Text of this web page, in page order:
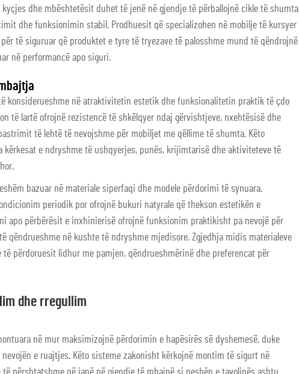
dhe mbështetësit duhet të jenë në gjendje të përballojnë cikle të shumta
dhe funksionimin stabil. Prodhuesit që specializohen në mobilje të kursyer
të siguruar që produktet e tyre të tryezave të palosshme mund të qëndrojnë
në performancë apo siguri.
konsiderueshme në atraktivitetin estetik dhe funksionalitetin praktik të çdo
të lartë ofrojnë rezistencë të shkëlqyer ndaj gërvishtjeve, nxehtësisë dhe
të lehtë të nevojshme për mobiljet me qëllime të shumta. Këto
kërkesat e ndryshme të ushqyerjes, punës, krijimtarisë dhe aktiviteteve të
bazuar në materiale siperfaqi dhe modele përdorimi të synuara.
periodik por ofrojnë bukuri natyrale që thekson estetikën e
apo përbërësit e inxhinierisë ofrojnë funksionim praktikisht pa nevojë për
qëndrueshme në kushte të ndryshme mjedisore. Zgjedhja midis materialeve
përdoruesit lidhur me pamjen, qëndrueshmërinë dhe preferencat për
dhe rregullim
në mur maksimizojnë përdorimin e hapësirës së dyshemesë, duke
e ruajtjes. Këto sisteme zakonisht kërkojnë montim të sigurt në